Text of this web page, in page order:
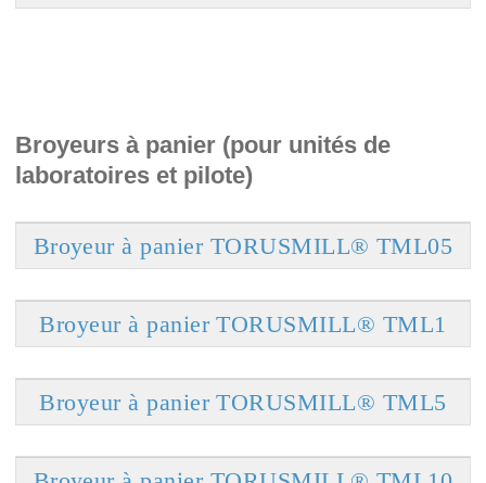
Broyeurs à panier (pour unités de
laboratoires et pilote)
Broyeur à panier TORUSMILL® TML05
Broyeur à panier TORUSMILL® TML1
Broyeur à panier TORUSMILL® TML5